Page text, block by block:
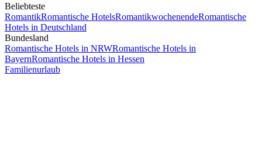
Beliebteste
RomantikRomantische HotelsRomantikwochenendeRomantische
Hotels in Deutschland
Bundesland
Romantische Hotels in NRWRomantische Hotels in
BayernRomantische Hotels in Hessen
Familienurlaub